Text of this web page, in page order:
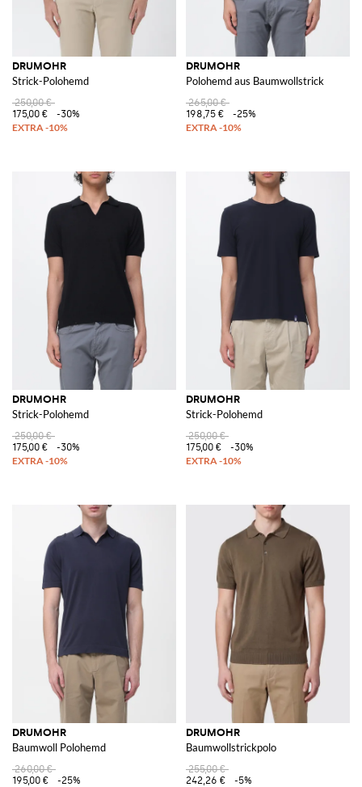
DRUMOHR
Strick-Polohemd
250,00 €
175,00 €
-30%
DRUMOHR
Polohemd aus Baumwollstrick
265,00 €
198,75 €
-25%
DRUMOHR
Strick-Polohemd
250,00 €
175,00 €
-30%
DRUMOHR
Strick-Polohemd
250,00 €
175,00 €
-30%
DRUMOHR
Baumwoll Polohemd
260,00 €
195,00 €
-25%
DRUMOHR
Baumwollstrickpolo
255,00 €
242,26 €
-5%